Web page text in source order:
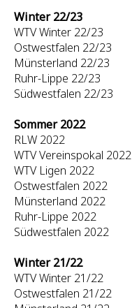
Winter 22/23
WTV Winter 22/23
Ostwestfalen 22/23
Münsterland 22/23
Ruhr-Lippe 22/23
Südwestfalen 22/23
Sommer 2022
RLW 2022
WTV Vereinspokal 2022
WTV Ligen 2022
Ostwestfalen 2022
Münsterland 2022
Ruhr-Lippe 2022
Südwestfalen 2022
Winter 21/22
WTV Winter 21/22
Ostwestfalen 21/22